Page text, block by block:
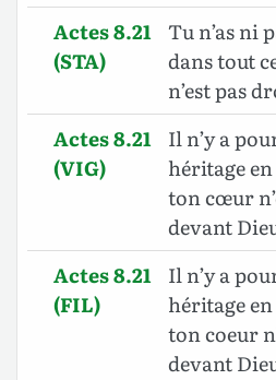
Actes 8.21
(STA)
Tu n’as ni
dans tout
n’est pas
Actes 8.21
(VIG)
Il n’y a
héritage
ton cœur
devant
Actes 8.21
(FIL)
Il n’y a
héritage
ton coeur
devant